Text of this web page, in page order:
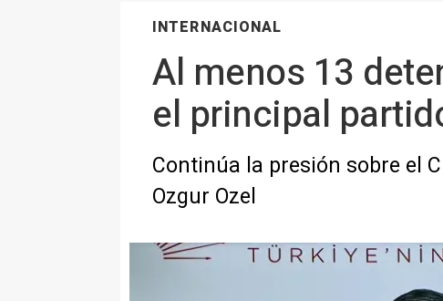
INTERNACIONAL
Al menos 13
el principal
Continúa la presión sobre el
Ozgur Ozel